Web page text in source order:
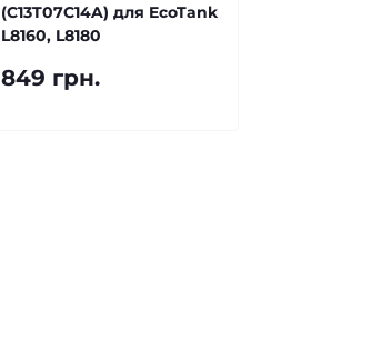
(C13T07C14A) для EcoTank
L8160, L8180
849 грн.